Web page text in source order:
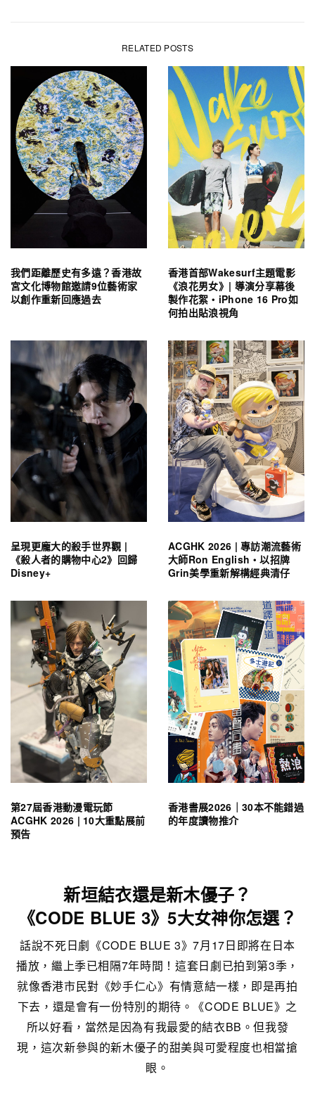
RELATED POSTS
我們距離歷史有多遠？香港故
宮文化博物館邀請9位藝術家
以創作重新回應過去
香港首部Wakesurf主題電影
《浪花男女》| 導演分享幕後
製作花絮・iPhone 16 Pro如
何拍出貼浪視角
呈現更龐大的殺手世界觀 |
《殺人者的購物中心2》回歸
Disney+
ACGHK 2026 | 專訪潮流藝術
大師Ron English・以招牌
Grin美學重新解構經典清仔
第27屆香港動漫電玩節
ACGHK 2026 | 10大重點展前
預告
香港書展2026｜30本不能錯過
的年度讀物推介
新垣結衣還是新木優子？
《CODE BLUE 3》5大女神你怎選？
話說不死日劇《CODE BLUE 3》7月17日即將在日本
播放，繼上季已相隔7年時間！這套日劇已拍到第3季，
就像香港市民對《妙手仁心》有情意結一樣，即是再拍
下去，還是會有一份特別的期待。《CODE BLUE》之
所以好看，當然是因為有我最愛的結衣BB。但我發
現，這次新參與的新木優子的甜美與可愛程度也相當搶
眼。